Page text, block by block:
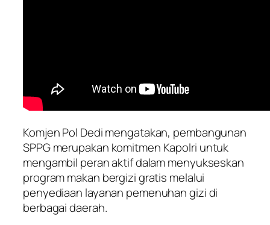
Komjen Pol Dedi mengatakan, pembangunan
SPPG merupakan komitmen Kapolri untuk
mengambil peran aktif dalam menyukseskan
program makan bergizi gratis melalui
penyediaan layanan pemenuhan gizi di
berbagai daerah.